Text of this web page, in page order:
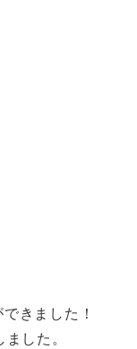
きました！
した。